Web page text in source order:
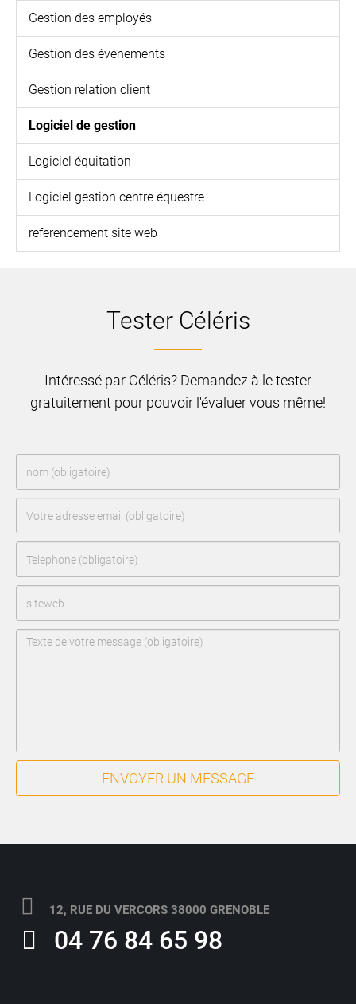
Gestion des employés
Gestion des évenements
Gestion relation client
Logiciel de gestion
Logiciel équitation
Logiciel gestion centre équestre
referencement site web
Tester Céléris
Intéressé par Céléris? Demandez à le tester
gratuitement pour pouvoir l'évaluer vous même!
ENVOYER UN MESSAGE
12, RUE DU VERCORS 38000 GRENOBLE
04 76 84 65 98